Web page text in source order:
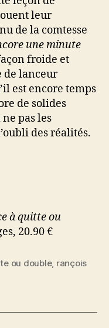
leur
de la comtesse
une minute
froide et
de lanceur
est encore temps
de solides
pas les
des réalités.
à quitte ou
20.90 €
ou double, rançois